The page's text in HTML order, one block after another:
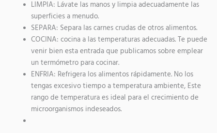
LIMPIA: Lávate las manos y limpia adecuadamente las
superficies a menudo.
SEPARA: Separa las carnes crudas de otros alimentos.
COCINA: cocina a las temperaturas adecuadas. Te puede
venir bien esta entrada que publicamos sobre emplear
un termómetro para cocinar.
ENFRIA: Refrigera los alimentos rápidamente. No los
tengas excesivo tiempo a temperatura ambiente, Este
rango de temperatura es ideal para el crecimiento de
microorganismos indeseados.